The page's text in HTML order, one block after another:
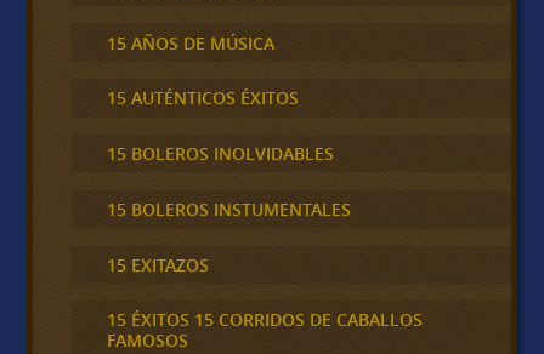
15 AÑOS DE MÚSICA
15 AUTÉNTICOS ÉXITOS
15 BOLEROS INOLVIDABLES
15 BOLEROS INSTUMENTALES
15 EXITAZOS
15 ÉXITOS 15 CORRIDOS DE CABALLOS
FAMOSOS